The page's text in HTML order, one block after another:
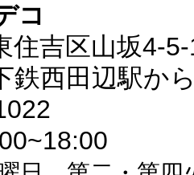
コ
住吉区山坂4-
鉄西田辺駅か